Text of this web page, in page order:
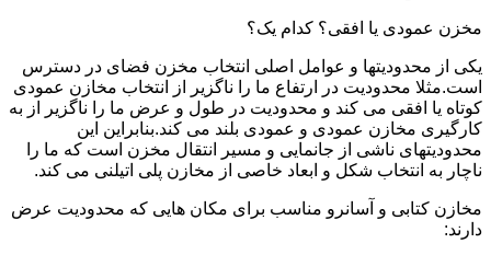
مخزن عمودی یا افقی؟ کدام یک؟
یکی از محدودیتها و عوامل اصلی انتخاب مخزن فضای در دسترس
است.مثلا محدودیت در ارتفاع ما را ناگزیر از انتخاب مخازن عمودی
کوتاه یا افقی می کند و محدودیت در طول و عرض ما را ناگزیر از به
کارگیری مخازن عمودی و عمودی بلند می کند.بنابراین این
محدودیتهای ناشی از جانمایی و مسیر انتقال مخزن است که ما را
ناچار به انتخاب شکل و ابعاد خاصی از مخازن پلی اتیلنی می کند.
مخازن کتابی و آسانرو مناسب برای مکان هایی که محدودیت عرض
دارند: